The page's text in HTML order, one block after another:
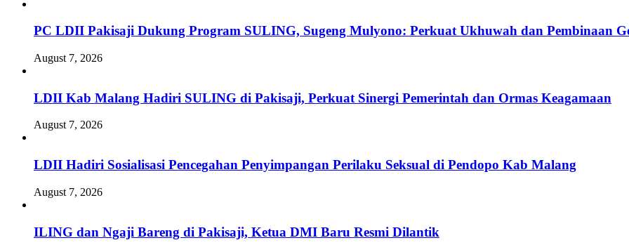
PC LDII Pakisaji Dukung Program SULING, Sugeng Mulyono: Perkuat Ukhuwah dan Pembinaan
August 7, 2026
LDII Kab Malang Hadiri SULING di Pakisaji, Perkuat Sinergi Pemerintah dan Ormas Keagamaan
August 7, 2026
LDII Hadiri Sosialisasi Pencegahan Penyimpangan Perilaku Seksual di Pendopo Kab Malang
August 7, 2026
ILING dan Ngaji Bareng di Pakisaji, Ketua DMI Baru Resmi Dilantik